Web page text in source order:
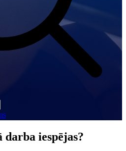
iespējas?